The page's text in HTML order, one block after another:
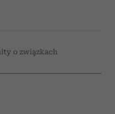
o związkach